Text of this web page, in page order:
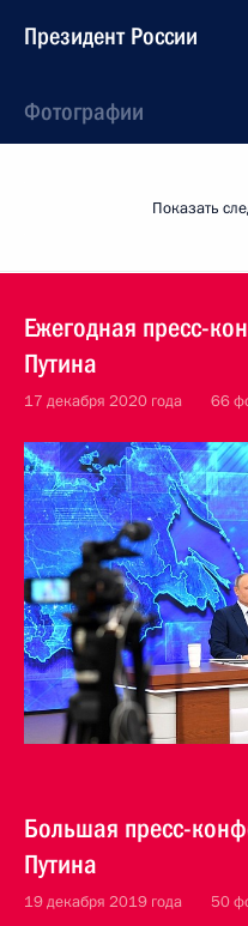
Президент России
Фотографии
Показать
Ежегодная пресс-
Путина
17 декабря 2020 года 66
Большая пресс-
Путина
19 декабря 2019 года 50